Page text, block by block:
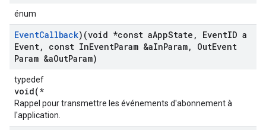
énum
EventCallback)(void *const aAppState , EventID a
Event, const InEventParam &aInParam, OutEvent
Param &aOutParam)
typedef
void(*
Rappel pour transmettre les événements d'abonnement à
l'application.